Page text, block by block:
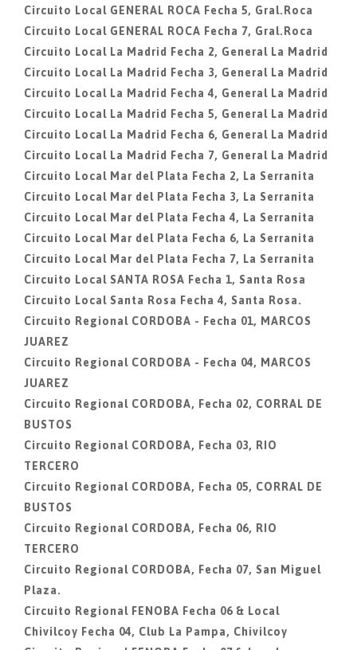
Circuito Local GENERAL ROCA Fecha 5, Gral.Roca
Circuito Local GENERAL ROCA Fecha 7, Gral.Roca
Circuito Local La Madrid Fecha 2, General La Madrid
Circuito Local La Madrid Fecha 3, General La Madrid
Circuito Local La Madrid Fecha 4, General La Madrid
Circuito Local La Madrid Fecha 5, General La Madrid
Circuito Local La Madrid Fecha 6, General La Madrid
Circuito Local La Madrid Fecha 7, General La Madrid
Circuito Local Mar del Plata Fecha 2, La Serranita
Circuito Local Mar del Plata Fecha 3, La Serranita
Circuito Local Mar del Plata Fecha 4, La Serranita
Circuito Local Mar del Plata Fecha 6, La Serranita
Circuito Local Mar del Plata Fecha 7, La Serranita
Circuito Local SANTA ROSA Fecha 1, Santa Rosa
Circuito Local Santa Rosa Fecha 4, Santa Rosa.
Circuito Regional CORDOBA - Fecha 01, MARCOS
JUAREZ
Circuito Regional CORDOBA - Fecha 04, MARCOS
JUAREZ
Circuito Regional CORDOBA, Fecha 02, CORRAL DE
BUSTOS
Circuito Regional CORDOBA, Fecha 03, RIO
TERCERO
Circuito Regional CORDOBA, Fecha 05, CORRAL DE
BUSTOS
Circuito Regional CORDOBA, Fecha 06, RIO
TERCERO
Circuito Regional CORDOBA, Fecha 07, San Miguel
Plaza.
Circuito Regional FENOBA Fecha 06 & Local
Chivilcoy Fecha 04, Club La Pampa, Chivilcoy